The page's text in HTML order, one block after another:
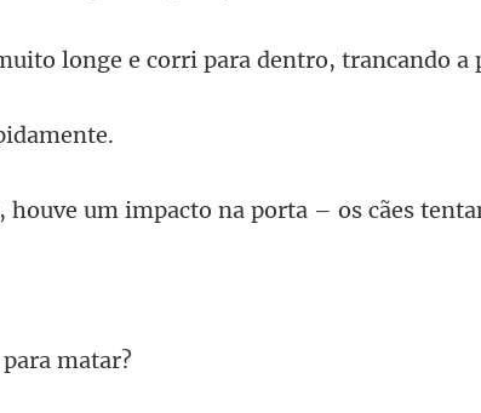
longe e corri para den
e um impacto na porta –